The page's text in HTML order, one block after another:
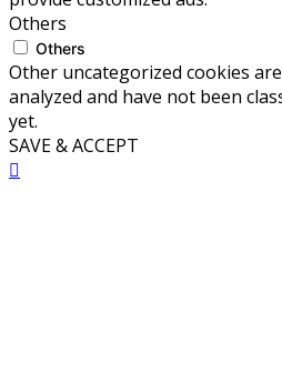
Others
Others
Other uncategorized cookies
analyzed and have not been
yet.
SAVE & ACCEPT